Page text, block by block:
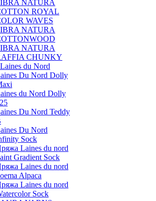
NATURA
ROYAL
WAVES
NATURA
NATURA
CHUNKY
du Nord
Du Nord Dolly
du Nord Dolly
Du Nord Teddy
Du Nord
Sock
Laines du nord
Gradient Sock
Laines du nord
Alpaca
Laines du nord
Sock